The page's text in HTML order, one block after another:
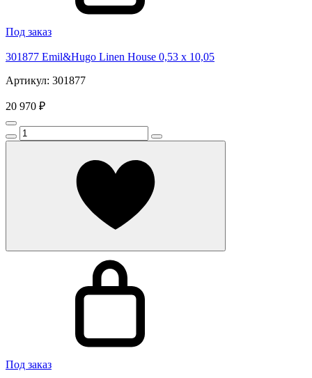
Под заказ
301877 Emil&Hugo Linen House 0,53 x 10,05
Артикул: 301877
20 970 ₽
Под заказ